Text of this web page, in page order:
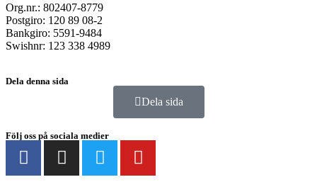
Org.nr.: 802407-8779
Postgiro: 120 89 08-2
Bankgiro: 5591-9484
Swishnr: 123 338 4989
Dela denna sida
Dela sida
Följ oss på sociala medier